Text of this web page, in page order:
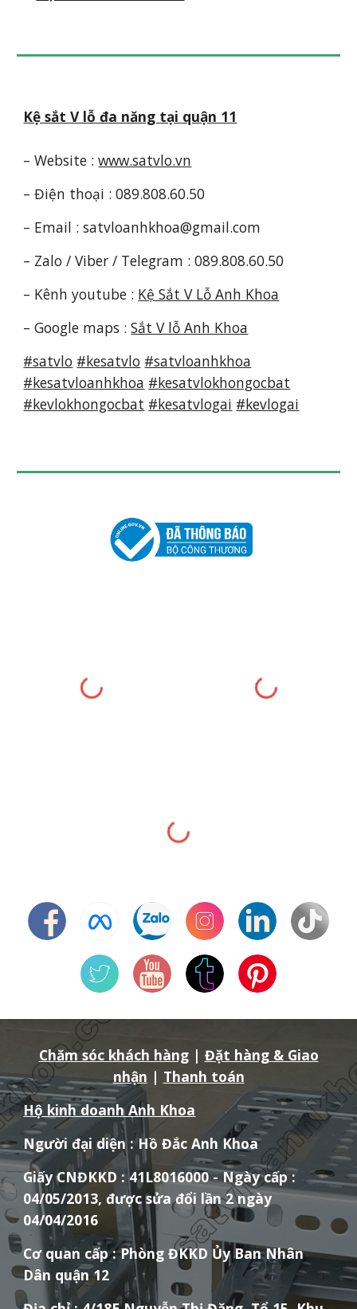
Kệ sắt V lỗ đa năng tại quận 11
– Website :www.satvlo.vn
– Điện thoại : 089.808.60.50
– Email : satvloanhkhoa@gmail.com
– Zalo / Viber / Telegram : 089.808.60.50
– Kênh youtube : Kệ Sắt V Lỗ Anh Khoa
– Google maps :Sắt V lỗ Anh Khoa
#satvlo #kesatvlo #satvloanhkhoa
#kesatvloanhkhoa #kesatvlokhongocbat
#kevlokhongocbat #kesatvlogai #kevlogai
Chăm sóc khách hàng| Đặt hàng & Giao
nhận | Thanh toán
Hộ kinh doanh Anh Khoa
Người đại diện : Hồ Đắc Anh Khoa
Giấy CNĐKKD : 41L8016000 - Ngày cấp :
04/05/2013, được sửa đổi lần 2 ngày
04/04/2016
Cơ quan cấp : Phòng ĐKKD Ủy Ban Nhân
Dân quận 12